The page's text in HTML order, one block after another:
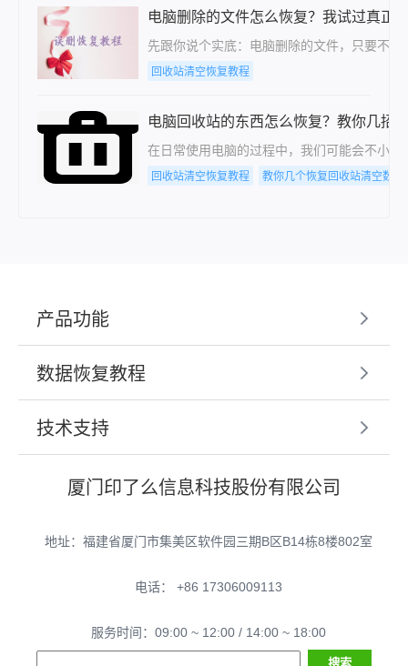
电脑删除的文件怎么恢复？我试过真正
先跟你说个实底：电脑删除的文件，只要不
回收站清空恢复教程
电脑回收站的东西怎么恢复？教你几招
在日常使用电脑的过程中，我们可能会不小
回收站清空恢复教程 教你几个恢复回收站清空数据
产品功能
数据恢复教程
技术支持
厦门印了么信息科技股份有限公司
地址：福建省厦门市集美区软件园三期B区B14栋8楼802室
电话： +86 17306009113
服务时间：09:00 ~ 12:00 / 14:00 ~ 18:00